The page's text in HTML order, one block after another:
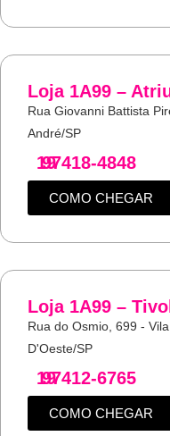
Loja 1A99 –
Rua Giovanni Battista
André/SP
19
97418-4848
COMO CHEGAR
Loja 1A99 –
Rua do Osmio, 699 -
D'Oeste/SP
19
97412-6765
COMO CHEGAR